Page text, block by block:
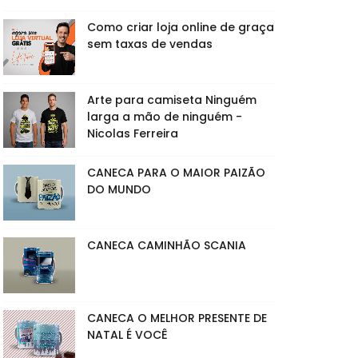
Como criar loja online de graça
sem taxas de vendas
Arte para camiseta Ninguém
larga a mão de ninguém -
Nicolas Ferreira
CANECA PARA O MAIOR PAIZÃO
DO MUNDO
CANECA CAMINHÃO SCANIA
CANECA O MELHOR PRESENTE DE
NATAL É VOCÊ